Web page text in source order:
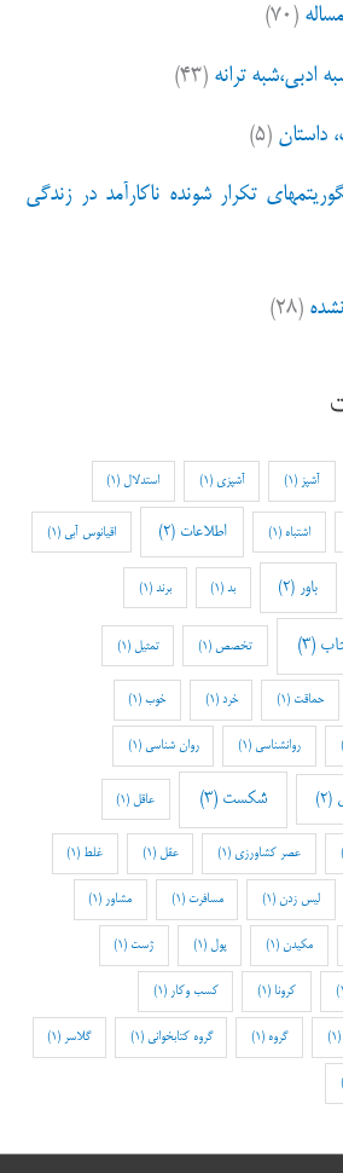
(۷۰)
ادبی،شبه ترانه (۴۳)
داستان (۵)
تکرار شونده ناکارآمد در زندگی
(۲۸)
آشپز (1) آشپزی (1) استدلال (1)
اشتباه (1) اطلاعات (2) اقیانوس آبی (1)
باور (2) بد(1) برند (1)
(3) تخصص (1) تمثیل (1)
حماقت(1) خرد (1) خوب(1)
روانشناسی (1) روان شناسی (1)
(2) شکست (3) عاقل (1)
عصر کشاورزی(1) عقل (1) غلط (1)
لیس زدن (1) مسافرت (1) مشاور (1)
مکیدن (1) پول (1) ژست(1)
کرونا (1) کسب وکار (1)
(1) گروه (1) گروه کتابخوانی (1) گلاسر (1)